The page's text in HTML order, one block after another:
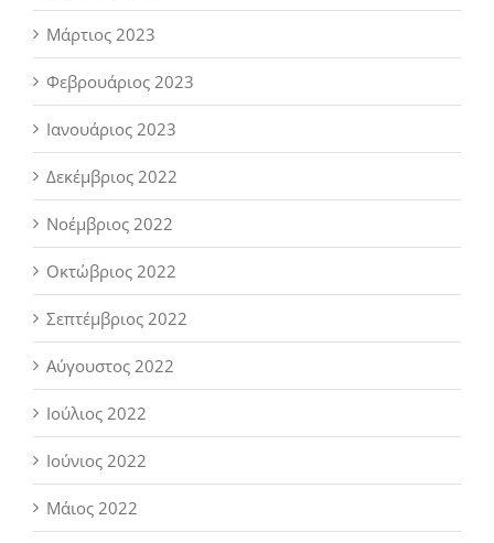
Μάρτιος 2023
Φεβρουάριος 2023
Ιανουάριος 2023
Δεκέμβριος 2022
Νοέμβριος 2022
Οκτώβριος 2022
Σεπτέμβριος 2022
Αύγουστος 2022
Ιούλιος 2022
Ιούνιος 2022
Μάιος 2022